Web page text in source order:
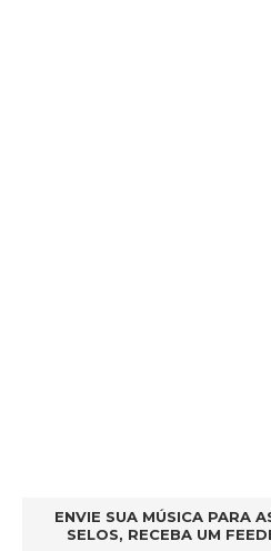
ENVIE SUA MÚSICA PARA
SELOS, RECEBA UM